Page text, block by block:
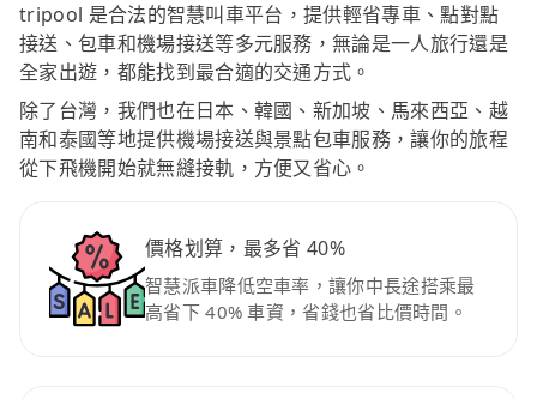
tripool 是合法的智慧叫車平台，提供輕省專車、點對點
接送、包車和機場接送等多元服務，無論是一人旅行還是
全家出遊，都能找到最合適的交通方式。
除了台灣，我們也在日本、韓國、新加坡、馬來西亞、越
南和泰國等地提供機場接送與景點包車服務，讓你的旅程
從下飛機開始就無縫接軌，方便又省心。
價格划算，最多省 40%
智慧派車降低空車率，讓你中長途搭乘最
高省下 40% 車資，省錢也省比價時間。